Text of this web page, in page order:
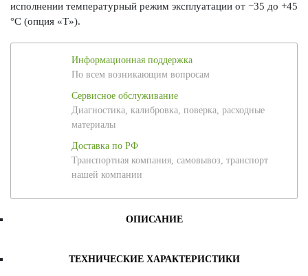
исполнении температурный режим эксплуатации от −35 до +45
°С (опция «Т»).
Информационная поддержка
По всем возникающим вопросам
Сервисное обслуживание
Диагностика, калибровка, поверка, расходные
материалы
Доставка по РФ
Транспортная компания, самовывоз, транспорт
нашей компании
ОПИСАНИЕ
ТЕХНИЧЕСКИЕ ХАРАКТЕРИСТИКИ